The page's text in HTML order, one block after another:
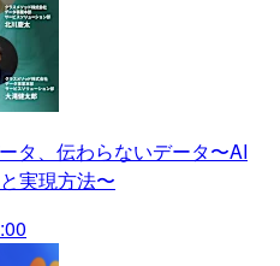
タ、伝わらないデータ〜AI
実現方法〜